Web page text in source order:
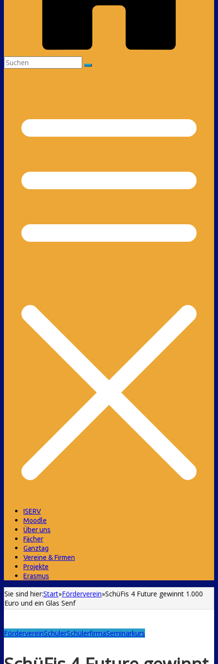
ISERV
Moodle
Über uns
Fächer
Ganztag
Vereine & Firmen
Projekte
Erasmus
Sie sind hier:Start»Förderverein»SchüFis 4 Future gewinnt 1.000
Euro und ein Glas Senf
FördervereinSchülerSchülerfirmaSeminarkurs